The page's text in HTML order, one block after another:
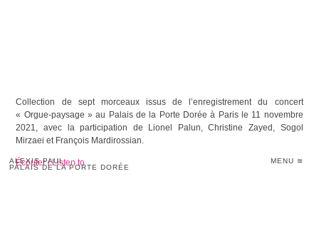
ALEXIS PAUL
PALAIS DE LA PORTE DORÉE
Collection de sept morceaux issus de l’enregistrement du concert
« Orgue-paysage » au Palais de la Porte Dorée à Paris le 11 novembre
2021, avec la participation de Lionel Palun, Christine Zayed, Sogol
Mirzaei et François Mardirossian.
Écouter / Listen to MENU ≋